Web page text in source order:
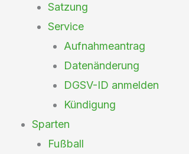
Satzung
Service
Aufnahmeantrag
Datenänderung
DGSV-ID anmelden
Kündigung
Sparten
Fußball